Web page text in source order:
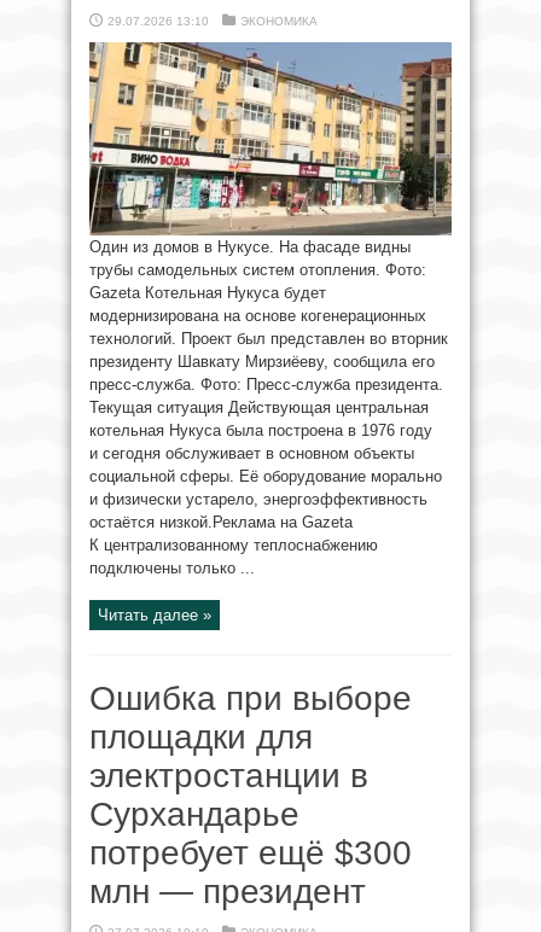
29.07.2026 13:10 ЭКОНОМИКА
Один из домов в Нукусе. На фасаде видны
трубы самодельных систем отопления. Фото:
Gazeta Котельная Нукуса будет
модернизирована на основе когенерационных
технологий. Проект был представлен во вторник
президенту Шавкату Мирзиёеву, сообщила его
пресс-служба. Фото: Пресс-служба президента.
Текущая ситуация Действующая центральная
котельная Нукуса была построена в 1976 году
и сегодня обслуживает в основном объекты
социальной сферы. Её оборудование морально
и физически устарело, энергоэффективность
остаётся низкой.Реклама на Gazeta
К централизованному теплоснабжению
подключены только ...
Читать далее »
Ошибка при выборе
площадки для
электростанции в
Сурхандарье
потребует ещё $300
млн — президент